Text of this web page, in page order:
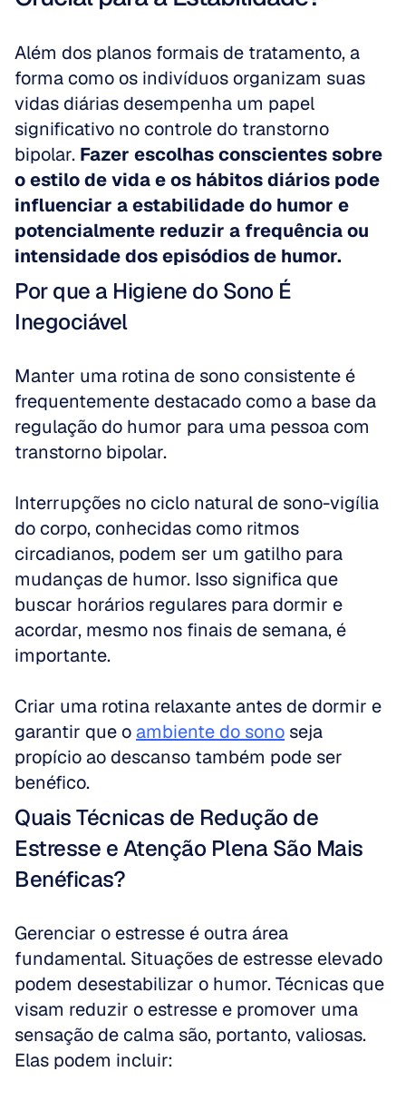
Além dos planos formais de tratamento, a
forma como os indivíduos organizam suas
vidas diárias desempenha um papel
significativo no controle do transtorno
bipolar. Fazer escolhas conscientes sobre
o estilo de vida e os hábitos diários pode
influenciar a estabilidade do humor e
potencialmente reduzir a frequência ou
intensidade dos episódios de humor.
Por que a Higiene do Sono É
Inegociável
Manter uma rotina de sono consistente é
frequentemente destacado como a base da
regulação do humor para uma pessoa com
transtorno bipolar.
Interrupções no ciclo natural de sono-vigília
do corpo, conhecidas como ritmos
circadianos, podem ser um gatilho para
mudanças de humor. Isso significa que
buscar horários regulares para dormir e
acordar, mesmo nos finais de semana, é
importante.
Criar uma rotina relaxante antes de dormir e
garantir que o ambiente do sono seja
propício ao descanso também pode ser
benéfico.
Quais Técnicas de Redução de
Estresse e Atenção Plena São Mais
Benéficas?
Gerenciar o estresse é outra área
fundamental. Situações de estresse elevado
podem desestabilizar o humor. Técnicas que
visam reduzir o estresse e promover uma
sensação de calma são, portanto, valiosas.
Elas podem incluir: